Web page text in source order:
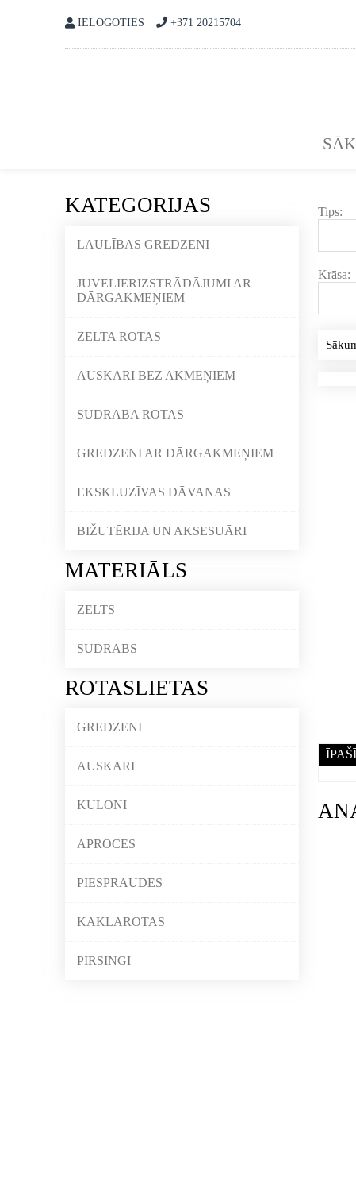
IELOGOTIES +371 20215704
KATEGORIJAS
LAULĪBAS GREDZENI
JUVELIERIZSTRĀDĀJUMI AR
DĀRGAKMEŅIEM
ZELTA ROTAS
AUSKARI BEZ AKMEŅIEM
SUDRABA ROTAS
GREDZENI AR DĀRGAKMEŅIEM
EKSKLUZĪVAS DĀVANAS
BIŽUTĒRIJA UN AKSESUĀRI
MATERIĀLS
ZELTS
SUDRABS
ROTASLIETAS
GREDZENI
AUSKARI
KULONI
APROCES
PIESPRAUDES
KAKLAROTAS
PĪRSINGI
Tips:
Krāsa: